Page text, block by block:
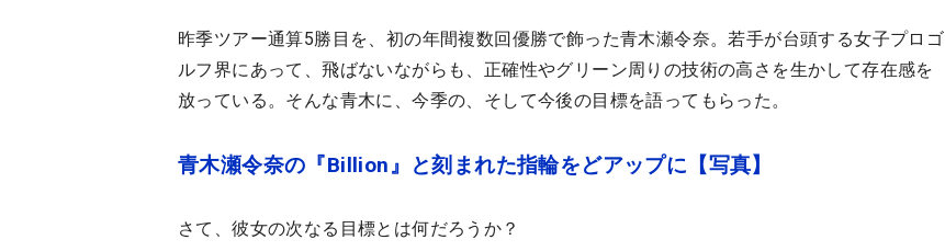
昨季ツアー通算5勝目を、初の年間複数回優勝で飾った青木瀬令奈。若手が台頭する女子プロゴ
ルフ界にあって、飛ばないながらも、正確性やグリーン周りの技術の高さを生かして存在感を
放っている。そんな青木に、今季の、そして今後の目標を語ってもらった。
青木瀬令奈の『Billion』と刻まれた指輪をどアップに【写真】
さて、彼女の次なる目標とは何だろうか？